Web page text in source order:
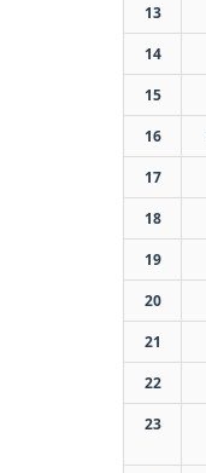
13
14
15
16
17
18
19
20
21
22
23